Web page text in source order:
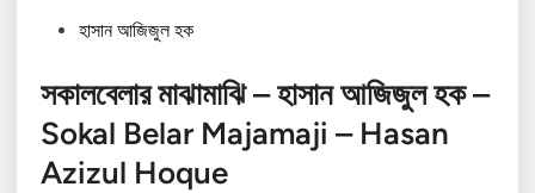
Postedহাসান আজিজুল হক
সকালবেলার মাঝামাঝি – হাসান আজিজুল হক –
Sokal Belar Majamaji – Hasan
Azizul Hoque